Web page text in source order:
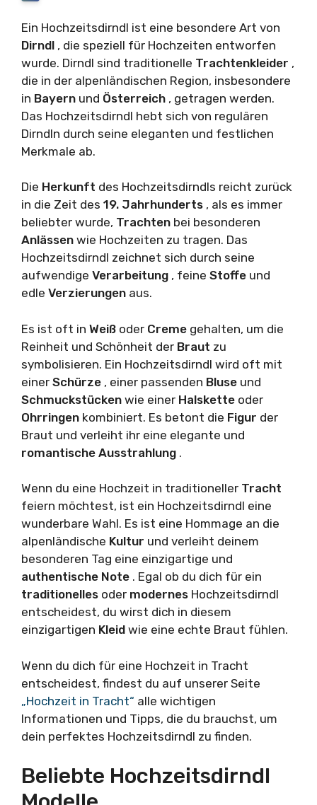
Ein Hochzeitsdirndl ist eine besondere Art von
Dirndl , die speziell für Hochzeiten entworfen
wurde. Dirndl sind traditionelle Trachtenkleider ,
die in der alpenländischen Region, insbesondere
in Bayern und Österreich , getragen werden.
Das Hochzeitsdirndl hebt sich von regulären
Dirndln durch seine eleganten und festlichen
Merkmale ab.
Die Herkunft des Hochzeitsdirndls reicht zurück
in die Zeit des 19. Jahrhunderts , als es immer
beliebter wurde, Trachten bei besonderen
Anlässen wie Hochzeiten zu tragen. Das
Hochzeitsdirndl zeichnet sich durch seine
aufwendige Verarbeitung , feine Stoffe und
edle Verzierungen aus.
Es ist oft in Weiß oder Creme gehalten, um die
Reinheit und Schönheit der Braut zu
symbolisieren. Ein Hochzeitsdirndl wird oft mit
einer Schürze , einer passenden Bluse und
Schmuckstücken wie einer Halskette oder
Ohrringen kombiniert. Es betont die Figur der
Braut und verleiht ihr eine elegante und
romantische Ausstrahlung .
Wenn du eine Hochzeit in traditioneller Tracht
feiern möchtest, ist ein Hochzeitsdirndl eine
wunderbare Wahl. Es ist eine Hommage an die
alpenländische Kultur und verleiht deinem
besonderen Tag eine einzigartige und
authentische Note . Egal ob du dich für ein
traditionelles oder modernes Hochzeitsdirndl
entscheidest, du wirst dich in diesem
einzigartigen Kleid wie eine echte Braut fühlen.
Wenn du dich für eine Hochzeit in Tracht
entscheidest, findest du auf unserer Seite
„Hochzeit in Tracht“ alle wichtigen
Informationen und Tipps, die du brauchst, um
dein perfektes Hochzeitsdirndl zu finden.
Beliebte Hochzeitsdirndl